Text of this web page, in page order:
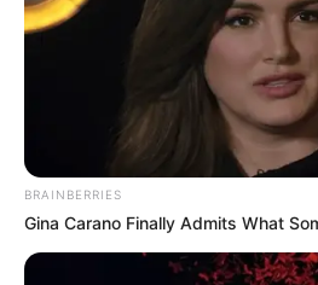
BRAINBERRIES
Gina Carano Finally Admits What